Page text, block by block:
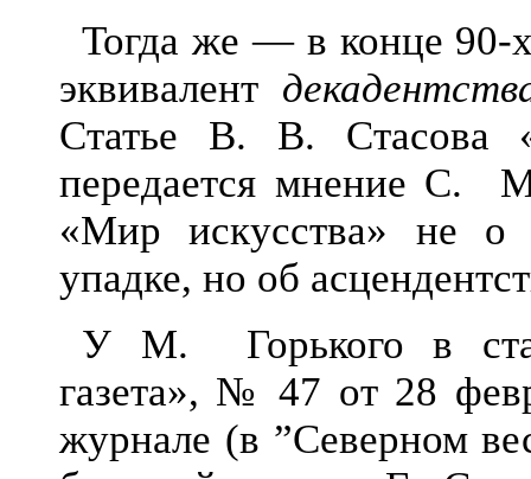
Тогда же — в конце 90-
эквивалент
Статье В. В. Стасова
передается мнение С.
«Мир искусства» не
упадке, но об
У М. Горького в
газета», № 47 от 28
журнале (в ”Северном